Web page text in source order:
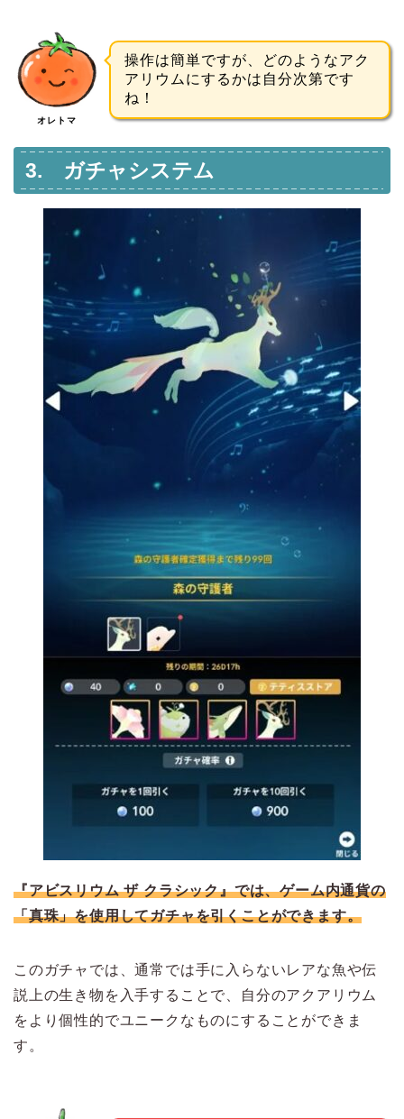
オレトマ
操作は簡単ですが、どのようなアク
アリウムにするかは自分次第です
ね！
3. ガチャシステム
『アビスリウム ザ クラシック』では、ゲーム内通貨の
「真珠」を使用してガチャを引くことができます。
このガチャでは、通常では手に入らないレアな魚や伝
説上の生き物を入手することで、自分のアクアリウム
をより個性的でユニークなものにすることができま
す。